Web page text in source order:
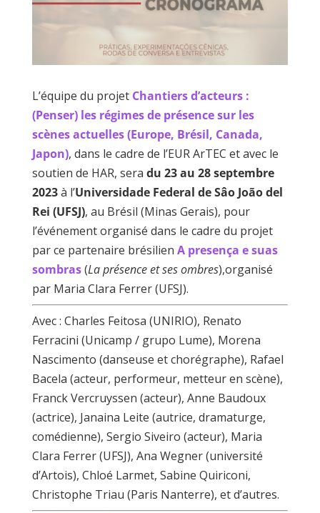
L’équipe du projet Chantiers d’acteurs :
(Penser) les régimes de présence sur les
scènes actuelles (Europe, Brésil, Canada,
Japon), dans le cadre de l’EUR ArTEC et avec le
soutien de HAR, sera du 23 au 28 septembre
2023à l’Universidade Federal de Sâo João del
Rei (UFSJ), au Brésil (Minas Gerais), pour
l’événement organisé dans le cadre du projet
par ce partenaire brésilien A presença e suas
sombras(La présence et ses ombres),organisé
par Maria Clara Ferrer (UFSJ).
Avec : Charles Feitosa (UNIRIO), Renato
Ferracini (Unicamp / grupo Lume), Morena
Nascimento (danseuse et chorégraphe), Rafael
Bacela (acteur, performeur, metteur en scène),
Franck Vercruyssen (acteur), Anne Baudoux
(actrice), Janaina Leite (autrice, dramaturge,
comédienne), Sergio Siveiro (acteur), Maria
Clara Ferrer (UFSJ), Ana Wegner (université
d’Artois), Chloé Larmet, Sabine Quiriconi,
Christophe Triau (Paris Nanterre), et d’autres.